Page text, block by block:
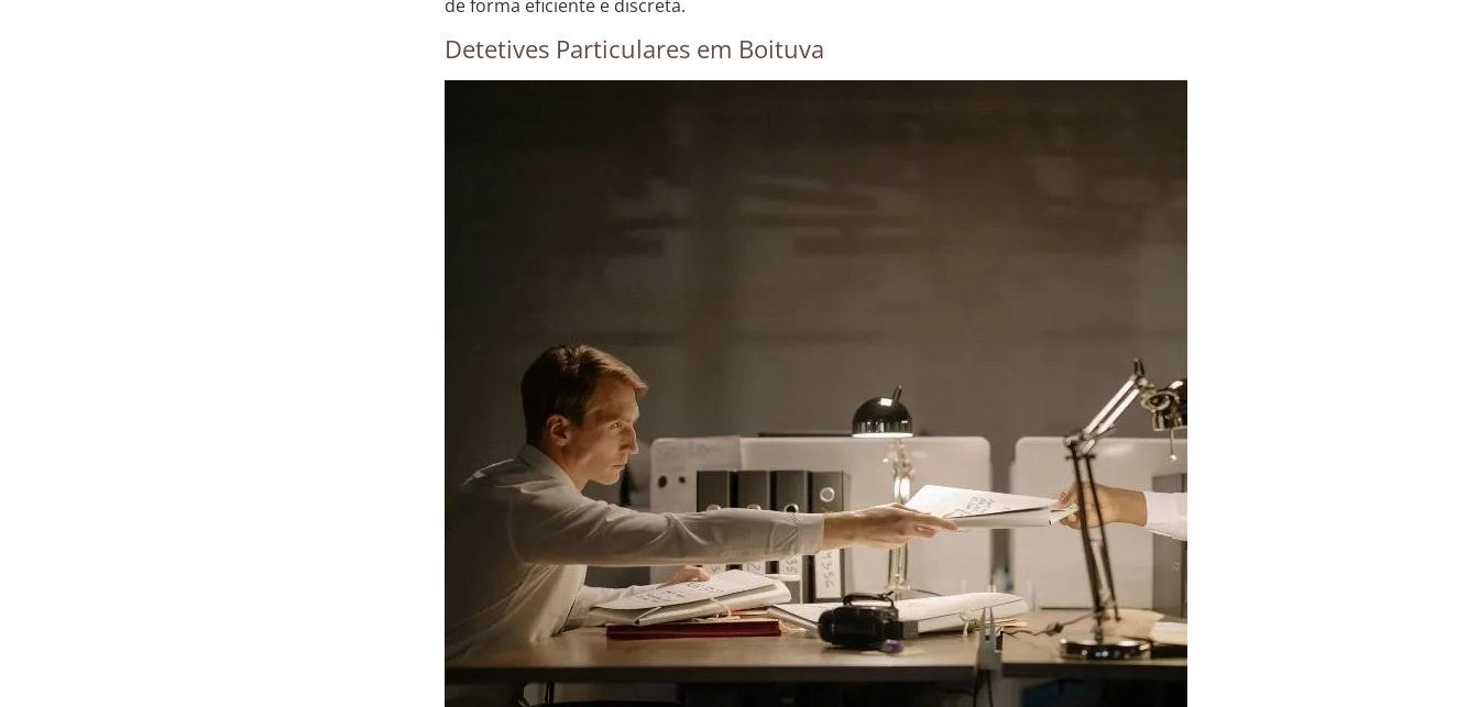
de forma eficiente e discreta.
Detetives Particulares em Boituva